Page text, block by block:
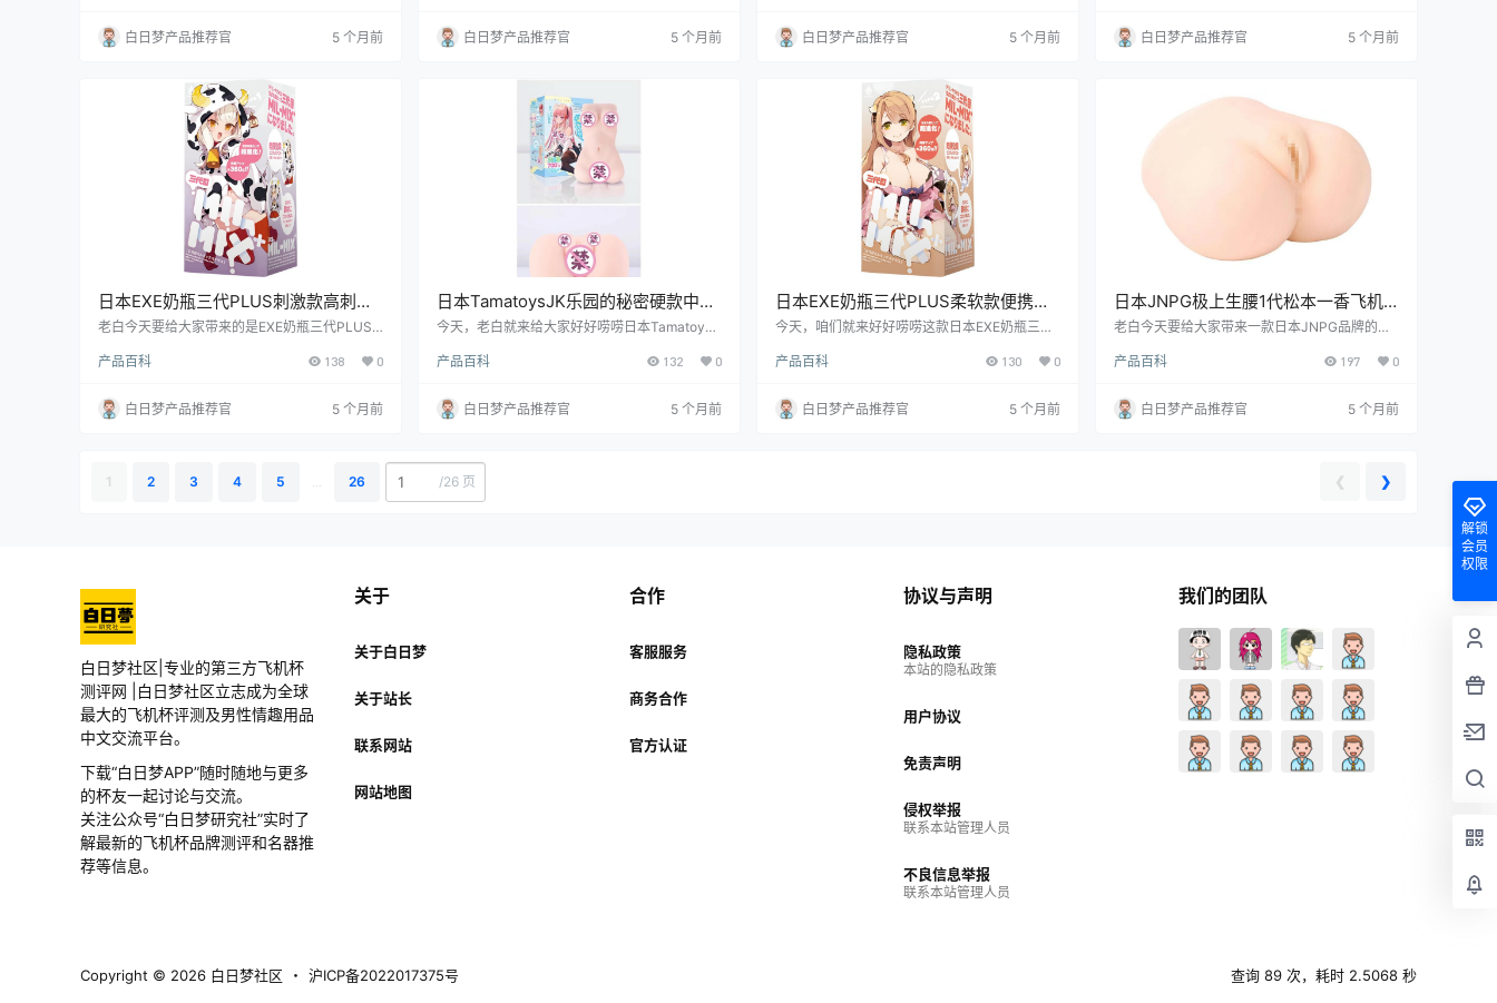
底有哪些让人欲罢不能的地方。
白日梦产品推荐官 5 个月前
析剖析，保证让你心里有数。
白日梦产品推荐官 5 个月前
聊聊它的不足，帮你决定到底值不值得入手。
白日梦产品推荐官 5 个月前
术和可爱的外观设计，吸引了众多玩家的目光。
接下来，咱们就一起看看它的表现到底如何。
白日梦产品推荐官 5 个月前
日本EXE奶瓶三代PLUS刺激款高刺激
便携飞机杯测评报告
老白今天要给大家带来的是EXE奶瓶三代PLUS
型、升级的内部设计和便携性，吸引了众多玩家
品的特点和使用体验。
产品百科 138 0
白日梦产品推荐官 5 个月前
日本TamatoysJK乐园的秘密硬款中低
刺激飞机杯测评报告
今天，老白就来给大家好好唠唠日本Tamatoys
新手用户设计的慢玩型飞机杯，以其独特的设计
产品的基本信息、特性、使用体验、适用场景和
人群等多个方面，为大家带来详细的测评内容。
产品百科 132 0
白日梦产品推荐官 5 个月前
日本EXE奶瓶三代PLUS柔软款便携隐
蔽设计飞机杯测评报告
今天，咱们就来好好唠唠这款日本EXE奶瓶三代
物老白，凭借丰富的测评经验，我得说，这玩意
产品百科 130 0
白日梦产品推荐官 5 个月前
日本JNPG极上生腰1代松本一香飞机
杯测评报告
老白今天要给大家带来一款日本JNPG品牌的经
评。这款产品以其逼真的设计和独特的体验，受
入了解这款产品的各个方面。
产品百科 197 0
白日梦产品推荐官 5 个月前
1 2 3 4 5 ... 26 /26 页 ❮ ❯
解锁
会员
权限
白日梦社区|专业的第三方飞机杯
测评网 |白日梦社区立志成为全球
最大的飞机杯评测及男性情趣用品
中文交流平台。
下载“白日梦APP”随时随地与更多
的杯友一起讨论与交流。
关注公众号“白日梦研究社”实时了
解最新的飞机杯品牌测评和名器推
荐等信息。
关于
关于白日梦
关于站长
联系网站
网站地图
合作
客服服务
商务合作
官方认证
协议与声明
隐私政策
本站的隐私政策
用户协议
免责声明
侵权举报
联系本站管理人员
不良信息举报
联系本站管理人员
我们的团队
Copyright © 2026 白日梦社区 ・ 沪ICP备2022017375号 查询 89 次，耗时 2.5068 秒